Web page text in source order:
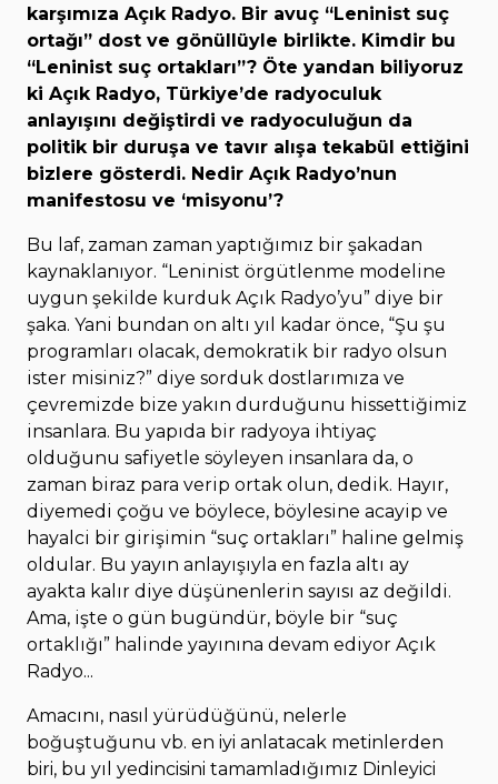
karşımıza Açık Radyo. Bir avuç “Leninist suç
ortağı” dost ve gönüllüyle birlikte. Kimdir bu
“Leninist suç ortakları”? Öte yandan biliyoruz
ki Açık Radyo, Türkiye’de radyoculuk
anlayışını değiştirdi ve radyoculuğun da
politik bir duruşa ve tavır alışa tekabül ettiğini
bizlere gösterdi. Nedir Açık Radyo’nun
manifestosu ve ‘misyonu’?
Bu laf, zaman zaman yaptığımız bir şakadan
kaynaklanıyor. “Leninist örgütlenme modeline
uygun şekilde kurduk Açık Radyo’yu” diye bir
şaka. Yani bundan on altı yıl kadar önce, “Şu şu
programları olacak, demokratik bir radyo olsun
ister misiniz?” diye sorduk dostlarımıza ve
çevremizde bize yakın durduğunu hissettiğimiz
insanlara. Bu yapıda bir radyoya ihtiyaç
olduğunu safiyetle söyleyen insanlara da, o
zaman biraz para verip ortak olun, dedik. Hayır,
diyemedi çoğu ve böylece, böylesine acayip ve
hayalci bir girişimin “suç ortakları” haline gelmiş
oldular. Bu yayın anlayışıyla en fazla altı ay
ayakta kalır diye düşünenlerin sayısı az değildi.
Ama, işte o gün bugündür, böyle bir “suç
ortaklığı” halinde yayınına devam ediyor Açık
Radyo...
Amacını, nasıl yürüdüğünü, nelerle
boğuştuğunu vb. en iyi anlatacak metinlerden
biri, bu yıl yedincisini tamamladığımız Dinleyici